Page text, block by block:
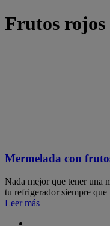
Frutos rojos
Mermelada con
Nada mejor que tener una
tu refrigerador siempre que
Leer más